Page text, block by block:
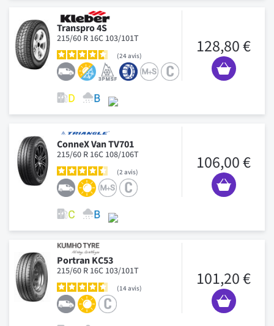
Transpro 4S
215/60 R 16C 103/101T
24avis 128,80 €
ConneX Van TV701
215/60 R 16C 108/106T
2 avis 106,00 €
Portran KC53
215/60 R 16C 103/101T
14avis 101,20 €